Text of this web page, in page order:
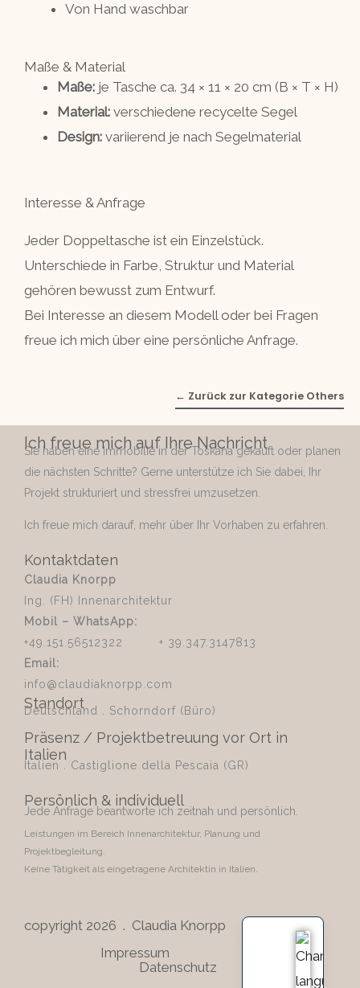
Von Hand waschbar
Maße & Material
Maße: je Tasche ca. 34 × 11 × 20 cm (B × T × H)
Material: verschiedene recycelte Segel
Design: variierend je nach Segelmaterial
Interesse & Anfrage
Jeder Doppeltasche ist ein Einzelstück.
Unterschiede in Farbe, Struktur und Material
gehören bewusst zum Entwurf.
Bei Interesse an diesem Modell oder bei Fragen
freue ich mich über eine persönliche Anfrage.
← Zurück zur Kategorie Others
Ich freue mich auf Ihre Nachricht
Sie haben eine Immobilie in der Toskana gekauft oder planen
die nächsten Schritte? Gerne unterstütze ich Sie dabei, Ihr
Projekt strukturiert und stressfrei umzusetzen.
Ich freue mich darauf, mehr über Ihr Vorhaben zu erfahren.
Kontaktdaten
Claudia Knorpp
Ing. (FH) Innenarchitektur
Mobil – WhatsApp:
+49.151.56512322 + 39.347.3147813
Email:
info@claudiaknorpp.com
Standort
Deutschland . Schorndorf (Büro)
Präsenz / Projektbetreuung vor Ort in
Italien
Italien . Castiglione della Pescaia (GR)
Persönlich & individuell
Jede Anfrage beantworte ich zeitnah und persönlich.
Leistungen im Bereich Innenarchitektur, Planung und
Projektbegleitung.
Keine Tätigkeit als eingetragene Architektin in Italien.
copyright 2026 . Claudia Knorpp
Impressum
Datenschutz